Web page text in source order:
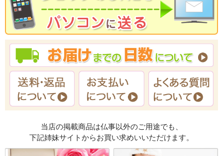
当店の掲載商品は仏事以外のご用途でも、
下記姉妹サイトからお買い求めいいただけます。